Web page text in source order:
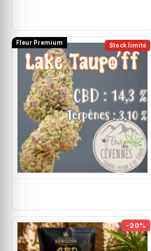
Stock limité
Fleur Premium
-20%